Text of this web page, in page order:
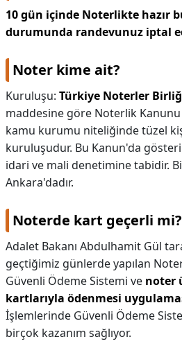
10 gün içinde Noterlikte hazır
durumunda randevunuz iptal
Noter kime ait?
Kuruluş​u:​​ Türkiye Noterler
maddesine göre Noterlik
kamu kurumu niteliğinde tüzel
kuruluşudur. Bu Kanun'da
idari ve mali denetimine tabidir.
Ankara'dadır.
Noterde kart geçerli mi?
Adalet Bakanı Abdulhamit Gül
geçtiğimiz günlerde yapılan
Güvenli Ödeme Sistemi ve noter
kartlarıyla ödenmesi
İşlemlerinde Güvenli Ödeme
birçok kazanım sağlıyor.